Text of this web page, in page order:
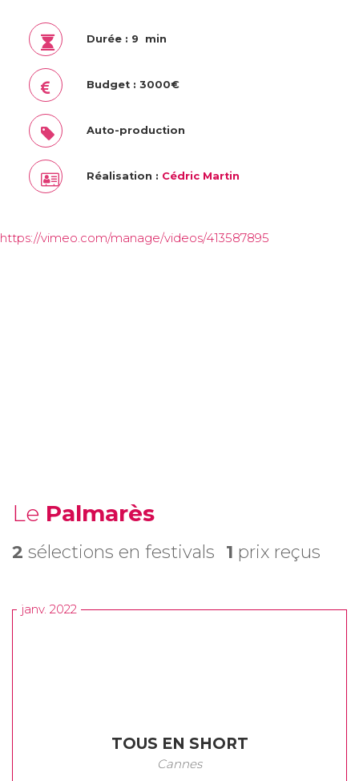
Durée : 9 min
Budget : 3000€
Auto-production
Réalisation : Cédric Martin
https://vimeo.com/manage/videos/413587895
Le Palmarès
2 sélections en festivals 1 prix reçus
janv. 2022
TOUS EN SHORT
Cannes